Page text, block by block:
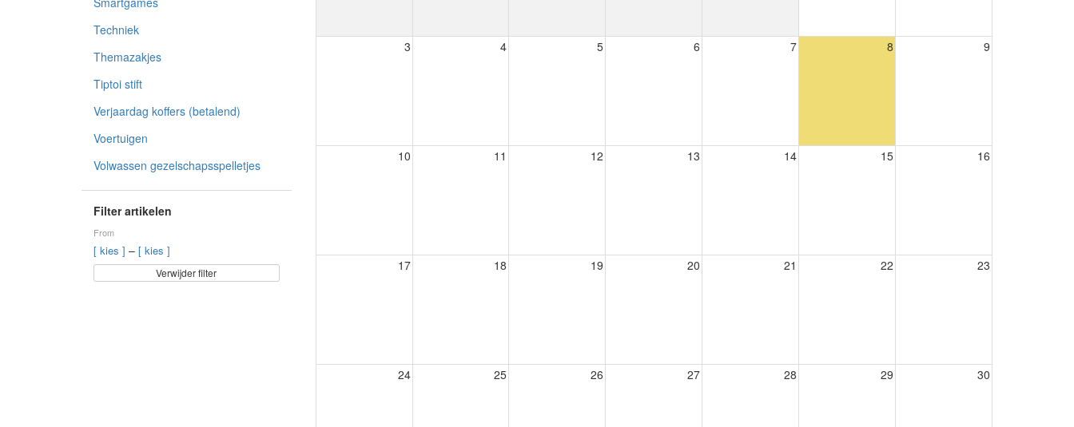
Techniek
Themazakjes
Tiptoi stift
Verjaardag koffers (betalend)
Voertuigen
Volwassen gezelschapsspelletjes
Filter artikelen
From
[ kies ] – [ kies ]
Verwijder filter
3 4 5 6 7 8 9
10 11 12 13 14 15 16
17 18 19 20 21 22 23
24 25 26 27 28 29 30